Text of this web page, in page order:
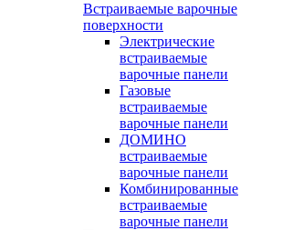
Встраиваемые варочные
поверхности
Электрические
встраиваемые
варочные панели
Газовые
встраиваемые
варочные панели
ДОМИНО
встраиваемые
варочные панели
Комбинированные
встраиваемые
варочные панели